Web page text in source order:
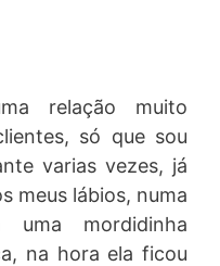
relação muito
só que sou
varias vezes, já
meus lábios, numa
uma mordidinha
na hora ela ficou